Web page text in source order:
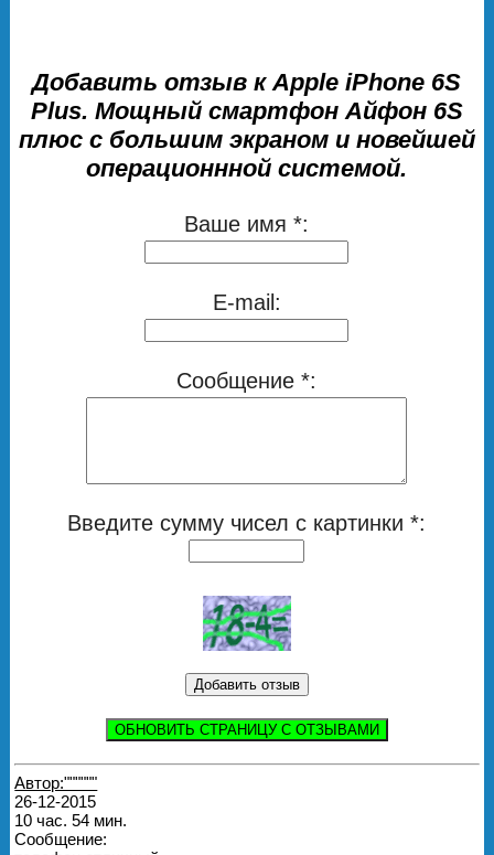
Добавить отзыв к Apple iPhone 6S
Plus. Мощный смартфон Айфон 6S
плюс с большим экраном и новейшей
операционнной системой.
Ваше имя *:
E-mail:
Сообщение *:
Введите сумму чисел с картинки *:
ОБНОВИТЬ СТРАНИЦУ С ОТЗЫВАМИ
Автор:""""""
26-12-2015
10 час. 54 мин.
Сообщение: